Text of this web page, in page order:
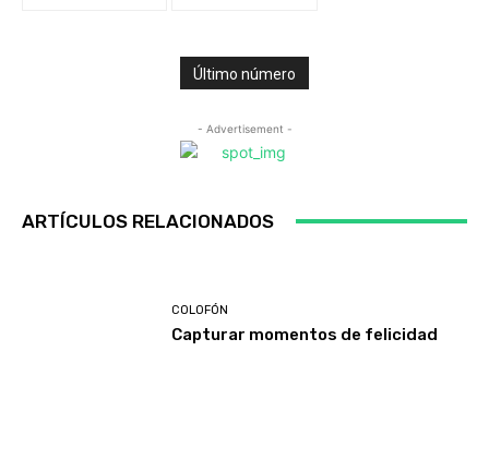
Último número
- Advertisement -
ARTÍCULOS RELACIONADOS
COLOFÓN
Capturar momentos de felicidad